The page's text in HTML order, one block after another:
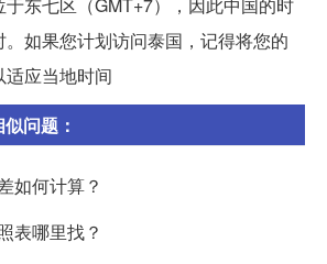
东七区（GMT+7），因此中国的时
如果您计划访问泰国，记得将您的
应当地时间
问题：
如何计算？
表哪里找？